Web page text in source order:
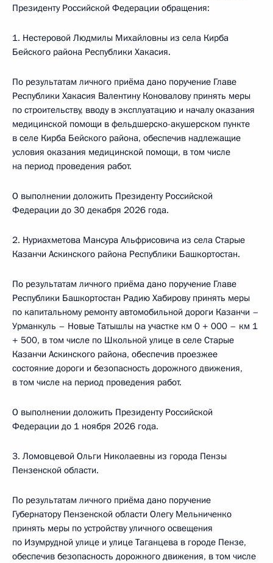
Президенту Российской Федерации обращения:
1. Нестеровой Людмилы Михайловны из села Кирба
Бейского района Республики Хакасия.
По результатам личного приёма дано поручение Главе
Республики Хакасия Валентину Коновалову принять меры
по строительству, вводу в эксплуатацию и началу оказания
медицинской помощи в фельдшерско-акушерском пункте
в селе Кирба Бейского района, обеспечив надлежащие
условия оказания медицинской помощи, в том числе
на период проведения работ.
О выполнении доложить Президенту Российской
Федерации до 30 декабря 2026 года.
2. Нуриахметова Мансура Альфрисовича из села Старые
Казанчи Аскинского района Республики Башкортостан.
По результатам личного приёма дано поручение Главе
Республики Башкортостан Радию Хабирову принять меры
по капитальному ремонту автомобильной дороги Казанчи –
Урманкуль – Новые Татышлы на участке км 0 + 000 – км 1
+ 500, в том числе по Школьной улице в селе Старые
Казанчи Аскинского района, обеспечив проезжее
состояние дороги и безопасность дорожного движения,
в том числе на период проведения работ.
О выполнении доложить Президенту Российской
Федерации до 1 ноября 2026 года.
3. Ломовцевой Ольги Николаевны из города Пензы
Пензенской области.
По результатам личного приёма дано поручение
Губернатору Пензенской области Олегу Мельниченко
принять меры по устройству уличного освещения
по Изумрудной улице и улице Таганцева в городе Пензе,
обеспечив безопасность дорожного движения, в том числе